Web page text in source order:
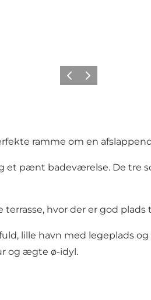
ForrigeNæste
ramme om en
pænt badeværelse. De tre
hvor der er god
lille havn med legeplads
og ægte ø-idyl.